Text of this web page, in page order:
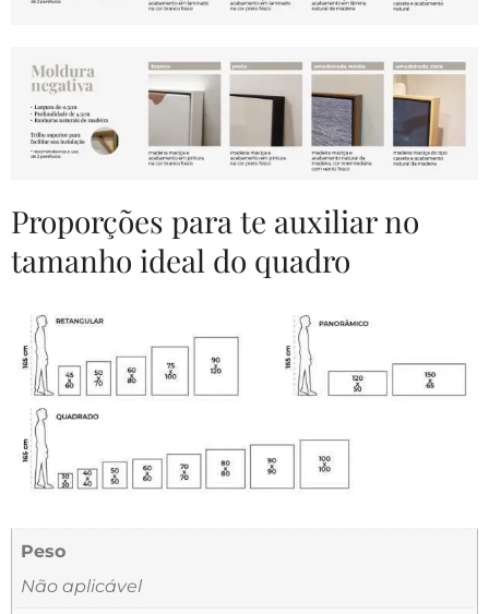
Proporções para te auxiliar no
tamanho ideal do quadro
Peso
Não aplicável